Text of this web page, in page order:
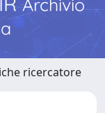
Archivio
ricercatore